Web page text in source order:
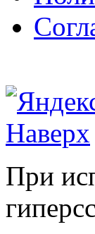
Наверх
При